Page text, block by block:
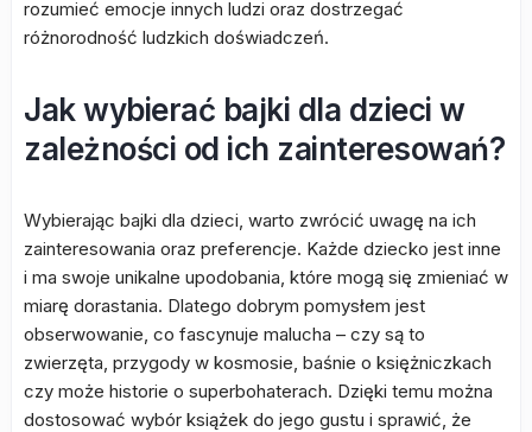
rozumieć emocje innych ludzi oraz dostrzegać
różnorodność ludzkich doświadczeń.
Jak wybierać bajki dla dzieci w
zależności od ich zainteresowań?
Wybierając bajki dla dzieci, warto zwrócić uwagę na ich
zainteresowania oraz preferencje. Każde dziecko jest inne
i ma swoje unikalne upodobania, które mogą się zmieniać w
miarę dorastania. Dlatego dobrym pomysłem jest
obserwowanie, co fascynuje malucha – czy są to
zwierzęta, przygody w kosmosie, baśnie o księżniczkach
czy może historie o superbohaterach. Dzięki temu można
dostosować wybór książek do jego gustu i sprawić, że